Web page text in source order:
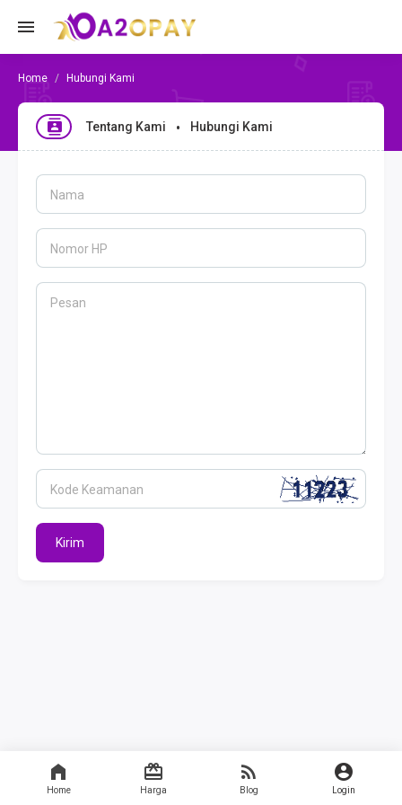
Home Harga Blog Login
Hubungi Kami
Tentang Kami Hubungi Kami
Nama
Nomor HP
Pesan
Kode Keamanan
Kirim